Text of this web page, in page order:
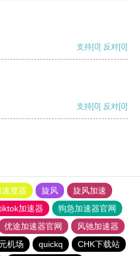
支持[0] 反对[0]
支持[0] 反对[0]
度器 旋风
旋风加速
加速器
狗急加速器官网
优途加速器官网
风驰加速器
机场 quickq CHK下载站